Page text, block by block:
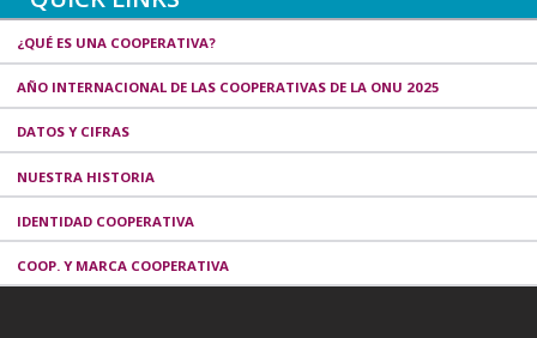
¿QUÉ ES UNA COOPERATIVA?
AÑO INTERNACIONAL DE LAS COOPERATIVAS DE LA ONU 2025
DATOS Y CIFRAS
NUESTRA HISTORIA
IDENTIDAD COOPERATIVA
COOP. Y MARCA COOPERATIVA